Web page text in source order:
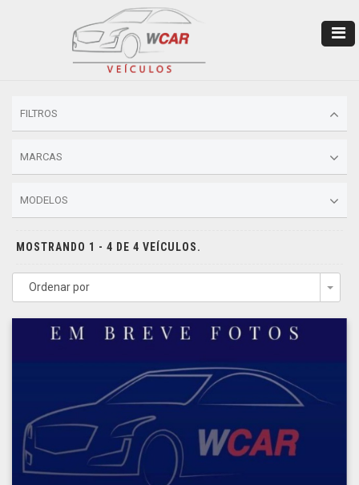
FILTROS
MARCAS
MODELOS
MOSTRANDO 1 - 4 DE 4 VEÍCULOS.
Ordenar por